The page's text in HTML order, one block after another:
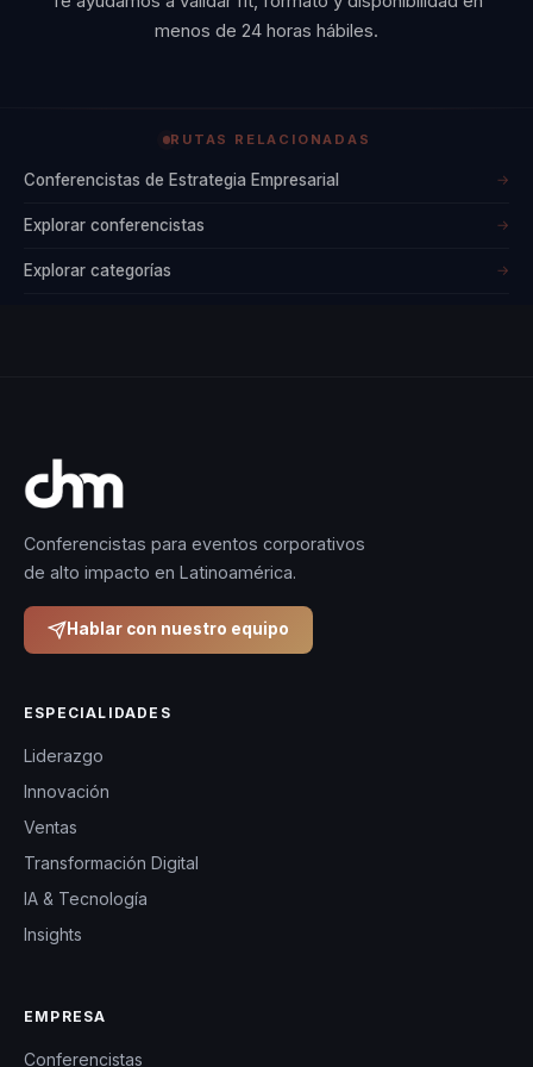
menos de 24 horas hábiles.
RUTAS RELACIONADAS
Conferencistas de Estrategia Empresarial →
Explorar conferencistas →
Explorar categorías →
Conferencistas para eventos corporativos
de alto impacto en Latinoamérica.
Hablar con nuestro equipo
ESPECIALIDADES
Liderazgo
Innovación
Ventas
Transformación Digital
IA & Tecnología
Insights
EMPRESA
Conferencistas